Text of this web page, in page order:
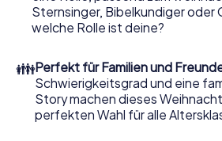
Weihnachtsmarkt von Wiesbaden
Adventure zu einem Highlight.
Teambuilding und eine
Weihnachtsthematik. Gönnen Sie
einen unvergesslichen Ausklang des
unser X-Mas Adventure als
Sternsinger, Bibelkundiger oder
welche Rolle ist deine?
👪Perfekt für Familien und
Schwierigkeitsgrad und eine
Story machen dieses
perfekten Wahl für alle